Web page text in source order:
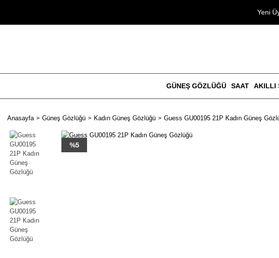
Yeni
GÜNEŞ GÖZLÜĞÜ SAAT AKILLI
Anasayfa Güneş Gözlüğü Kadın Güneş Gözlüğü Guess GU00195 21P Kadın Güneş
%5